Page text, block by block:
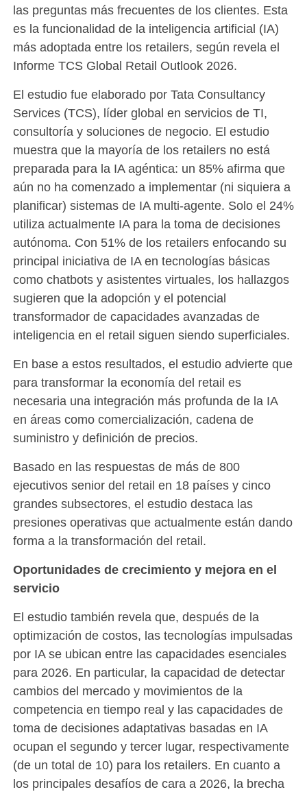
las preguntas más frecuentes de los clientes. Esta
es la funcionalidad de la inteligencia artificial (IA)
más adoptada entre los retailers, según revela el
Informe TCS Global Retail Outlook 2026.
El estudio fue elaborado por Tata Consultancy
Services (TCS), líder global en servicios de TI,
consultoría y soluciones de negocio. El estudio
muestra que la mayoría de los retailers no está
preparada para la IA agéntica: un 85% afirma que
aún no ha comenzado a implementar (ni siquiera a
planificar) sistemas de IA multi-agente. Solo el 24%
utiliza actualmente IA para la toma de decisiones
autónoma. Con 51% de los retailers enfocando su
principal iniciativa de IA en tecnologías básicas
como chatbots y asistentes virtuales, los hallazgos
sugieren que la adopción y el potencial
transformador de capacidades avanzadas de
inteligencia en el retail siguen siendo superficiales.
En base a estos resultados, el estudio advierte que
para transformar la economía del retail es
necesaria una integración más profunda de la IA
en áreas como comercialización, cadena de
suministro y definición de precios.
Basado en las respuestas de más de 800
ejecutivos senior del retail en 18 países y cinco
grandes subsectores, el estudio destaca las
presiones operativas que actualmente están dando
forma a la transformación del retail.
Oportunidades de crecimiento y mejora en el
servicio
El estudio también revela que, después de la
optimización de costos, las tecnologías impulsadas
por IA se ubican entre las capacidades esenciales
para 2026. En particular, la capacidad de detectar
cambios del mercado y movimientos de la
competencia en tiempo real y las capacidades de
toma de decisiones adaptativas basadas en IA
ocupan el segundo y tercer lugar, respectivamente
(de un total de 10) para los retailers. En cuanto a
los principales desafíos de cara a 2026, la brecha